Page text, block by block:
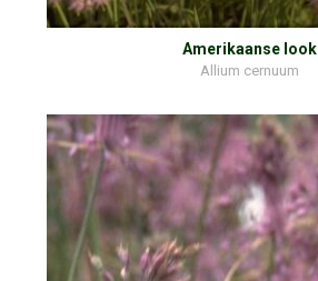
Amerikaanse look
Allium cernuum